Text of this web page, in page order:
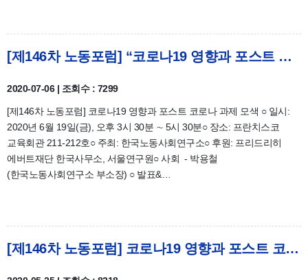
[제146차 노동포럼] “코로나19 영향과 포스트 코로나 과제 모색” 후기
2020-07-06 | 조회수 : 7299
[제146차 노동포럼] 코로나19 영향과 포스트 코로나 과제 모색 ○ 일시:
2020년 6월 19일(금), 오후 3시 30분 ∼ 5시 30분○ 장소: 프란치스코
교육회관 211-212호○ 주최: 한국노동사회연구소○ 후원: 프리드리히
에버트재단 한국사무소, 서울연구원○ 사회 - 박용철
(한국노동사회연구소 부소장) ○ 발표&…
[제146차 노동포럼] 코로나19 영향과 포스트 코로나 과제 모색 안내 및 자료집